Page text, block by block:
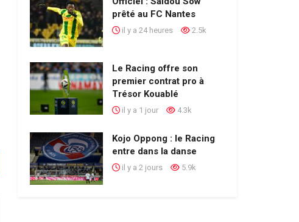
prêté au FC Nantes
il y a 24 heures 2.5k
Le Racing offre son
premier contrat pro à
Trésor Kouablé
il y a 1 jour 4.3k
Kojo Oppong : le Racing
entre dans la danse
il y a 2 jours 5.9k